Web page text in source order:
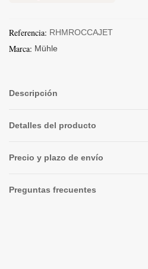
Referencia: RHMROCCAJET
Marca: Mühle
Descripción
Detalles del producto
Precio y plazo de envío
Preguntas frecuentes